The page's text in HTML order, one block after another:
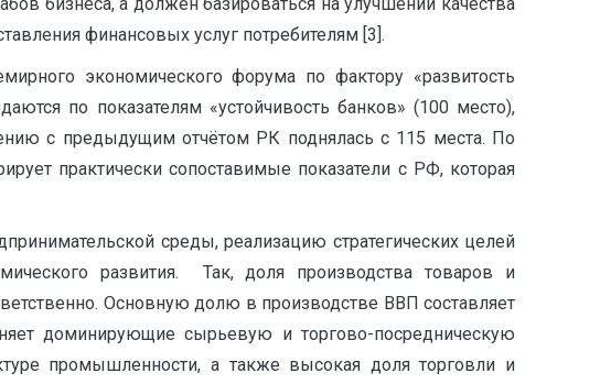
финансовых услуг потребителям [3].
экономического форума по фактору «развитость
по показателям «устойчивость банков» (100 место),
с предыдущим отчётом РК поднялась с 115 места. По
практически сопоставимые показатели с РФ, которая
среды, реализацию стратегических целей
развития. Так, доля производства товаров и
Основную долю в производстве ВВП составляет
доминирующие сырьевую и торгово-посредническую
промышленности, а также высокая доля торговли и